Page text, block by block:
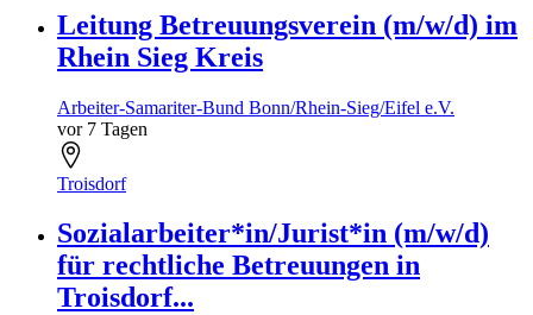
Leitung Betreuungsverein (m/w/d) im
Rhein Sieg Kreis
Arbeiter-Samariter-Bund Bonn/Rhein-Sieg/Eifel e.V.
vor 7 Tagen
Troisdorf
Sozialarbeiter*in/Jurist*in (m/w/d)
für rechtliche Betreuungen in
Troisdorf...